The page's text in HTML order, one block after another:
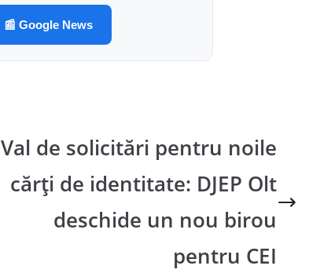
📰 Google News
Val de solicitări pentru noile
cărți de identitate: DJEP Olt
deschide un nou birou
pentru CEI